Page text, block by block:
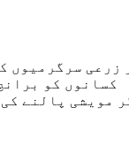
سرگرمیوں
کسانوں کو
مویشی پالنے